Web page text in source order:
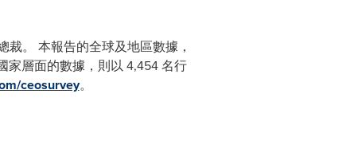
裁。 本報告的全球及地區數據，
家層面的數據，則以 4,454 名行
ceosurvey。